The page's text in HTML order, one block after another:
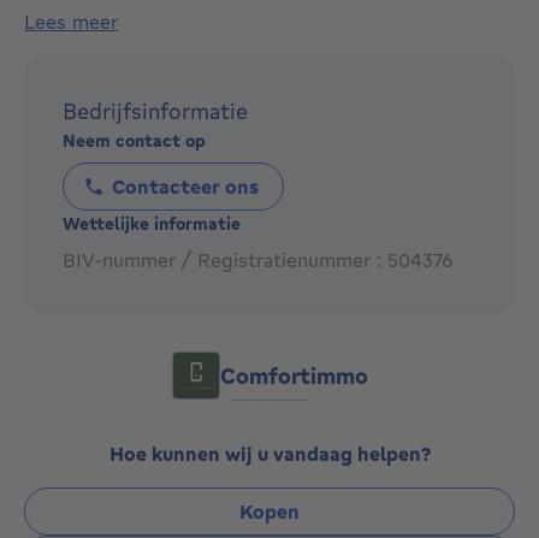
Wenst u op een zo snel mogelijke manier te
tot Verkoop?
Neem dan contact op met ons op 0492/889.894
Danzkij onze commerciële ervaring zijn we een echte
meerwaarde voor uw verkoop!
Comfortimmo
lees meer
Bedrijfsinformatie
Neem contact op
Contacteer ons
Wettelijke informatie
BIV-nummer / Registratienummer : 504376
Comfortimmo
Hoe kunnen wij u vandaag helpen?
Kopen